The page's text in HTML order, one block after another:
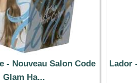
- Nouveau Salon Code
Glam Ha...
Lador